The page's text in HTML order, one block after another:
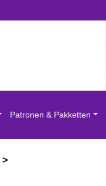
Patronen & Pakketten
>